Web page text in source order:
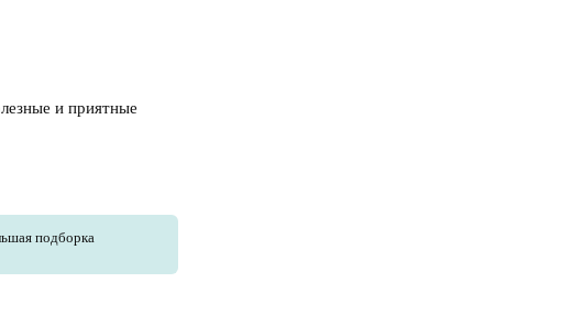
и приятные
подборка